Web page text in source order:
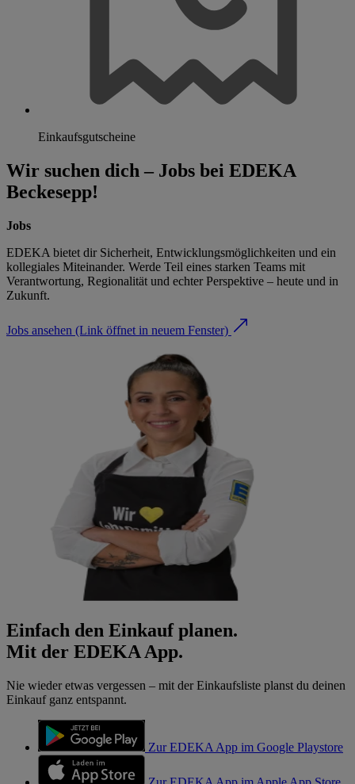
Einkaufsgutscheine
Wir suchen dich – Jobs bei EDEKA
Beckesepp!
Jobs
EDEKA bietet dir Sicherheit, Entwicklungsmöglichkeiten und ein
kollegiales Miteinander. Werde Teil eines starken Teams mit
Verantwortung, Regionalität und echter Perspektive – heute und in
Zukunft.
Jobs ansehen (Link öffnet in neuem Fenster)
Einfach den Einkauf planen.
Mit der EDEKA App.
Nie wieder etwas vergessen – mit der Einkaufsliste planst du deinen
Einkauf ganz entspannt.
Zur EDEKA App im Google Playstore